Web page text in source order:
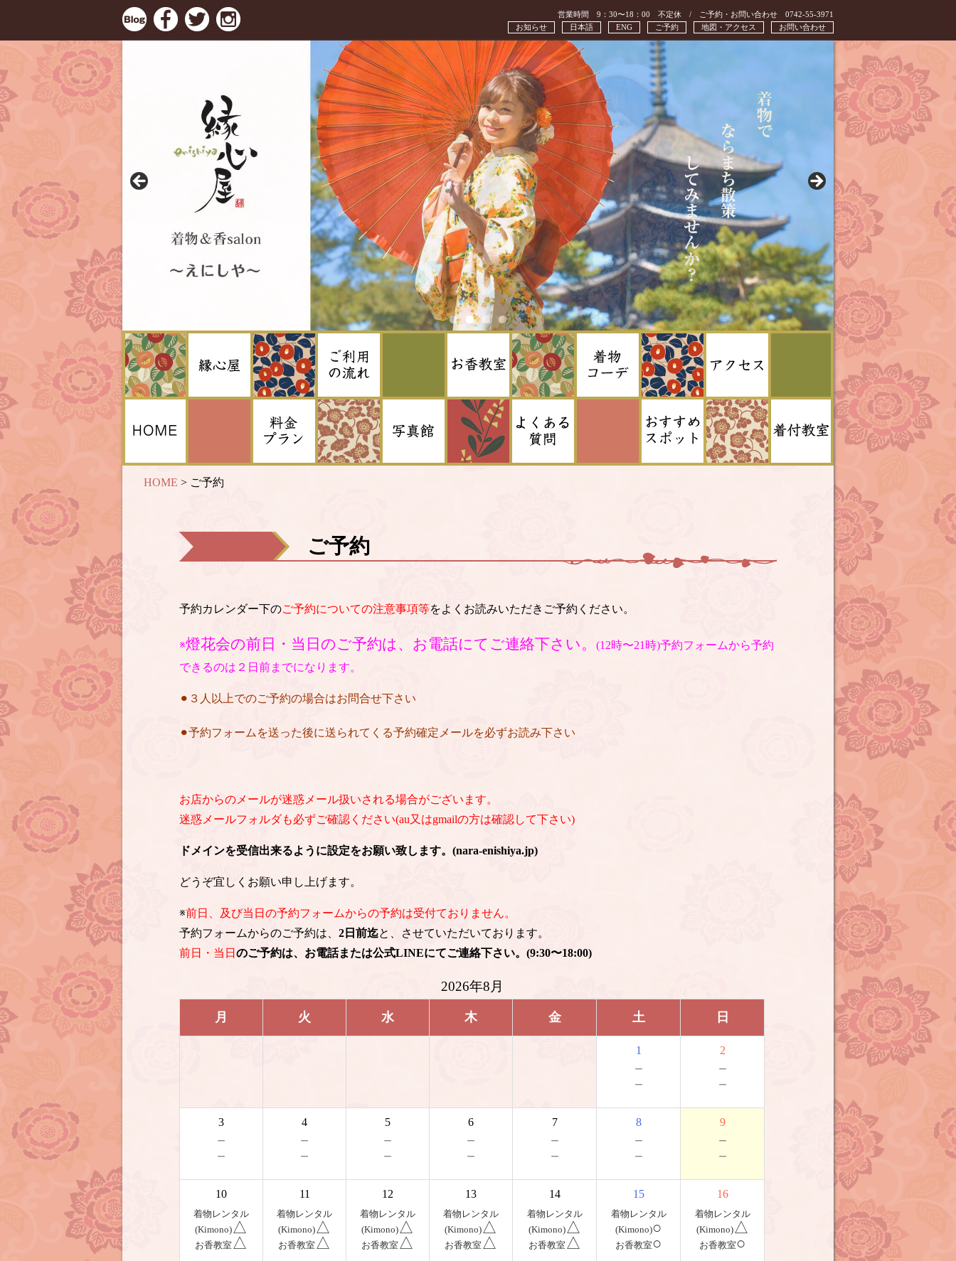
営業時間 9：30〜18：00 不定休 / ご予約・お問い合わせ 0742-55-3971
お問い合わせ
地図・アクセス
ご予約
ENG
日本語
お知らせ
HOME > ご予約
ご予約
予約カレンダー下のご予約についての注意事項等をよくお読みいただきご予約ください。
※燈花会の前日・当日のご予約は、お電話にてご連絡下さい。
(12時〜21時)予約フォームから予約
できるのは２日前までになります。
⚫︎３人以上でのご予約の場合はお問合せ下さい
⚫︎予約フォームを送った後に送られてくる予約確定メールを必ずお読み下さい
お店からのメールが迷惑メール扱いされる場合がございます。
迷惑メールフォルダも必ずご確認ください(au又はgmailの方は確認して下さい)
ドメインを受信出来るように設定をお願い致します。(nara-enishiya.jp)
どうぞ宜しくお願い申し上げます。
※前日、及び当日の予約フォームからの予約は受付ておりません。
予約フォームからのご予約は、 2日前迄と、させていただいております。
前日・当日 のご予約は、お電話または公式LINEにてご連絡下さい。(9:30〜18:00)
2026年8月
月 火 水 木 金 土 日
1
－
－
2
－
－
3
－
－
4
－
－
5
－
－
6
－
－
7
－
－
8
－
－
9
－
－
10
着物レンタル
(Kimono) △
お香教室 △
11
着物レンタル
(Kimono) △
お香教室 △
12
着物レンタル
(Kimono) △
お香教室 △
13
着物レンタル
(Kimono) △
お香教室 △
14
着物レンタル
(Kimono)△
お香教室 △
15
着物レンタル
(Kimono)○
お香教室○
16
着物レンタル
(Kimono)△
お香教室○